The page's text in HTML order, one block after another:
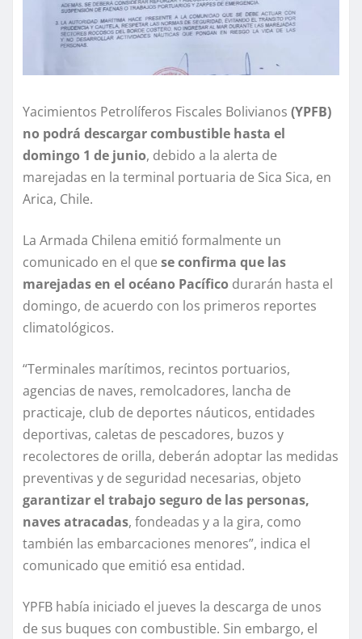
Yacimientos Petrolíferos Fiscales Bolivianos (YPFB)
no podrá descargar combustible hasta el
domingo 1 de junio, debido a la alerta de
marejadas en la terminal portuaria de Sica Sica, en
Arica, Chile.
La Armada Chilena emitió formalmente un
comunicado en el que se confirma que las
marejadas en el océano Pacífico durarán hasta el
domingo, de acuerdo con los primeros reportes
climatológicos.
“Terminales marítimos, recintos portuarios,
agencias de naves, remolcadores, lancha de
practicaje, club de deportes náuticos, entidades
deportivas, caletas de pescadores, buzos y
recolectores de orilla, deberán adoptar las medidas
preventivas y de seguridad necesarias, objeto
garantizar el trabajo seguro de las personas,
naves atracadas, fondeadas y a la gira, como
también las embarcaciones menores”, indica el
comunicado que emitió esa entidad.
YPFB había iniciado el jueves la descarga de unos
de sus buques con combustible. Sin embargo, el